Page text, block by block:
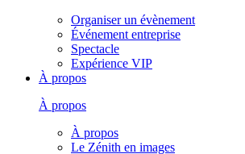
Organiser un évènement
Événement entreprise
Spectacle
Expérience VIP
À propos
À propos
À propos
Le Zénith en images